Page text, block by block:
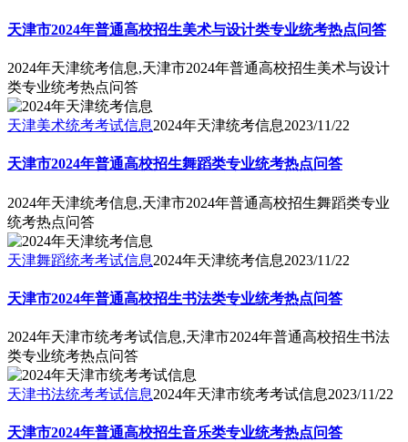
天津市2024年普通高校招生美术与设计类专业统考热点问答
2024年天津统考信息,天津市2024年普通高校招生美术与设计
类专业统考热点问答
天津美术统考考试信息2024年天津统考信息2023/11/22
天津市2024年普通高校招生舞蹈类专业统考热点问答
2024年天津统考信息,天津市2024年普通高校招生舞蹈类专业
统考热点问答
天津舞蹈统考考试信息2024年天津统考信息2023/11/22
天津市2024年普通高校招生书法类专业统考热点问答
2024年天津市统考考试信息,天津市2024年普通高校招生书法
类专业统考热点问答
天津书法统考考试信息2024年天津市统考考试信息2023/11/22
天津市2024年普通高校招生音乐类专业统考热点问答